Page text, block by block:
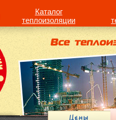
Каталог
теплоизоляции